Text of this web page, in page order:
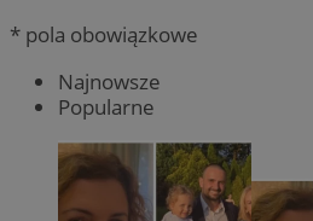
* pola obowiązkowe
Najnowsze
Popularne